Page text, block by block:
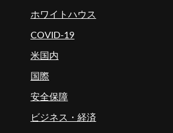
ホワイトハウス
COVID-19
米国内
国際
安全保障
ビジネス・経済